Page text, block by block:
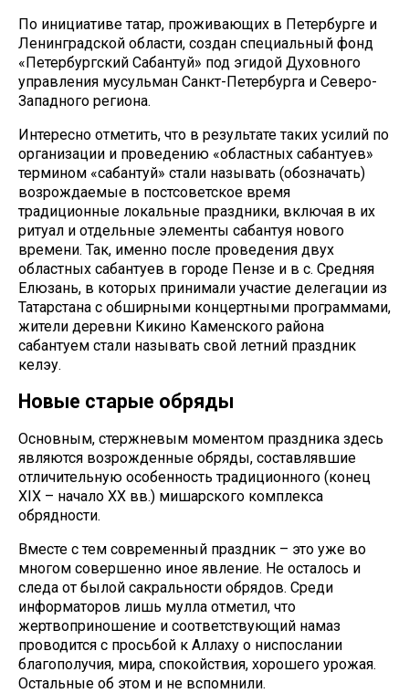
По инициативе татар, проживающих в Петербурге и
Ленинградской области, создан специальный фонд
«Петербургский Сабантуй» под эгидой Духовного
управления мусульман Санкт-Петербурга и Северо-
Западного региона.
Интересно отметить, что в результате таких усилий по
организации и проведению «областных сабантуев»
термином «сабантуй» стали называть (обозначать)
возрождаемые в постсоветское время
традиционные локальные праздники, включая в их
ритуал и отдельные элементы сабантуя нового
времени. Так, именно после проведения двух
областных сабантуев в городе Пензе и в с. Средняя
Елюзань, в которых принимали участие делегации из
Татарстана с обширными концертными программами,
жители деревни Кикино Каменского района
сабантуем стали называть свой летний праздник
келэу.
Новые старые обряды
Основным, стержневым моментом праздника здесь
являются возрожденные обряды, составлявшие
отличительную особенность традиционного (конец
XIX – начало XX вв.) мишарского комплекса
обрядности.
Вместе с тем современный праздник – это уже во
многом совершенно иное явление. Не осталось и
следа от былой сакральности обрядов. Среди
информаторов лишь мулла отметил, что
жертвоприношение и соответствующий намаз
проводится с просьбой к Аллаху о ниспослании
благополучия, мира, спокойствия, хорошего урожая.
Остальные об этом и не вспомнили.